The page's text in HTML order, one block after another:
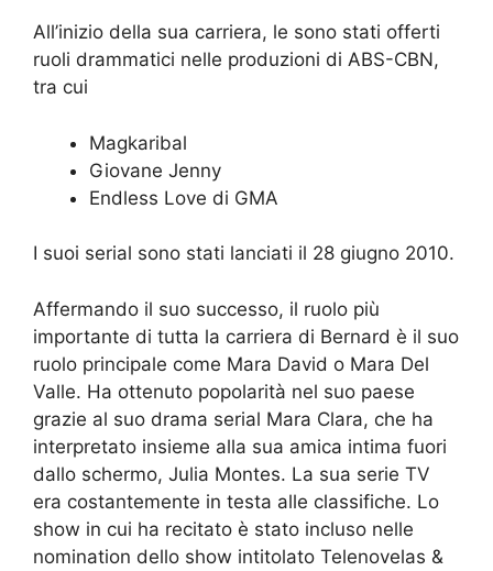
All’inizio della sua carriera, le sono stati offerti
ruoli drammatici nelle produzioni di ABS-CBN,
tra cui
Magkaribal
Giovane Jenny
Endless Love di GMA
I suoi serial sono stati lanciati il 28 giugno 2010.
Affermando il suo successo, il ruolo più
importante di tutta la carriera di Bernard è il suo
ruolo principale come Mara David o Mara Del
Valle. Ha ottenuto popolarità nel suo paese
grazie al suo drama serial Mara Clara, che ha
interpretato insieme alla sua amica intima fuori
dallo schermo, Julia Montes. La sua serie TV
era costantemente in testa alle classifiche. Lo
show in cui ha recitato è stato incluso nelle
nomination dello show intitolato Telenovelas &